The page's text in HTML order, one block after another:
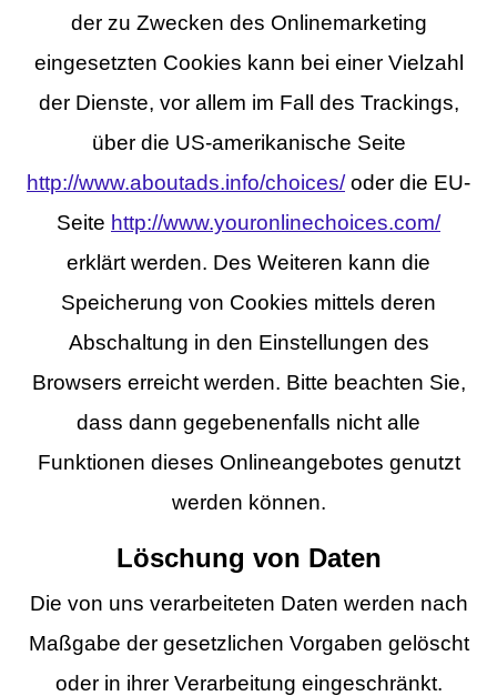
der zu Zwecken des Onlinemarketing
eingesetzten Cookies kann bei einer Vielzahl
der Dienste, vor allem im Fall des Trackings,
über die US-amerikanische Seite
http://www.aboutads.info/choices/oder die EU-
Seite http://www.youronlinechoices.com/
erklärt werden. Des Weiteren kann die
Speicherung von Cookies mittels deren
Abschaltung in den Einstellungen des
Browsers erreicht werden. Bitte beachten Sie,
dass dann gegebenenfalls nicht alle
Funktionen dieses Onlineangebotes genutzt
werden können.
Löschung von Daten
Die von uns verarbeiteten Daten werden nach
Maßgabe der gesetzlichen Vorgaben gelöscht
oder in ihrer Verarbeitung eingeschränkt.